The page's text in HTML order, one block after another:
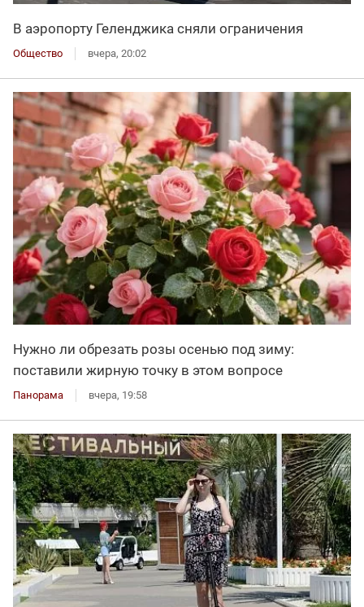
В аэропорту Геленджика сняли ограничения
Общество вчера, 20:02
Нужно ли обрезать розы осенью под зиму:
поставили жирную точку в этом вопросе
Панорама вчера, 19:58